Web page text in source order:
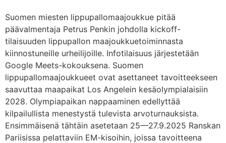
Suomen miesten lippupallomaajoukkue pitää
päävalmentaja Petrus Penkin johdolla kickoff-
tilaisuuden lippupallon maajoukkuetoiminnasta
kiinnostuneille urheilijoille. Infotilaisuus järjestetään
Google Meets-kokouksena. Suomen
lippupallomaajoukkueet ovat asettaneet tavoitteekseen
saavuttaa maapaikat Los Angelein kesäolympialaisiin
2028. Olympiapaikan nappaaminen edellyttää
kilpailullista menestystä tulevista arvoturnauksista.
Ensimmäisenä tähtäin asetetaan 25—27.9.2025 Ranskan
Pariisissa pelattaviin EM-kisoihin, joissa tavoitteena